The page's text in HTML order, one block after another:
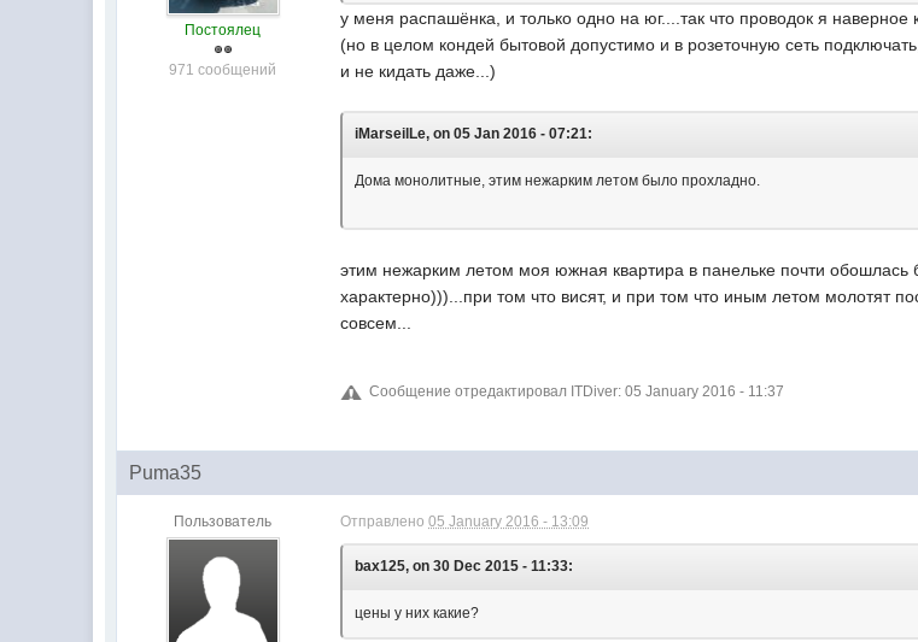
Постоялец
971 сообщений
у меня распашёнка, и только одно на юг....так что проводок я
(но в целом кондей бытовой допустимо и в розеточную сеть
и не кидать даже...)
iMarseilLe, on 05 Jan 2016 - 07:21:
Дома монолитные, этим нежарким летом было прохладно.
этим нежарким летом моя южная квартира в панельке почти
характерно)))...при том что висят, и при том что иным летом молотят
совсем...
Сообщение отредактировал ITDiver: 05 January 2016 - 11:37
Puma35
Пользователь Отправлено05 January 2016 - 13:09
bax125, on 30 Dec 2015 - 11:33:
цены у них какие?